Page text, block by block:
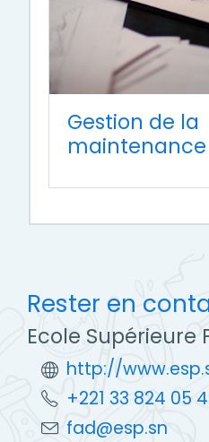
Gestion de la
maintenance
Rester en
Ecole Supérieure
http://
+221 33 824 05
fad@esp.sn